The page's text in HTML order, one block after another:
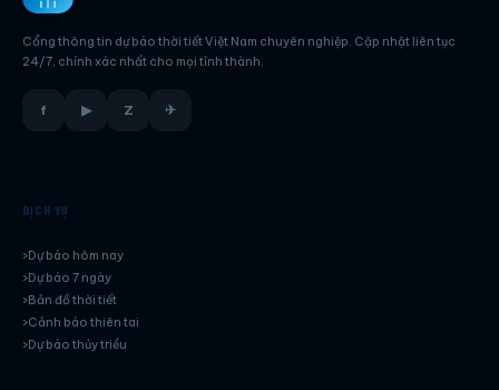
Cổng thông tin dự báo thời tiết Việt Nam chuyên nghiệp. Cập nhật liên tục
24/7, chính xác nhất cho mọi tỉnh thành.
f ▶ Z ✈
DỊCH VỤ
Dự báo hôm nay
Dự báo 7 ngày
Bản đồ thời tiết
Cảnh báo thiên tai
Dự báo thủy triều